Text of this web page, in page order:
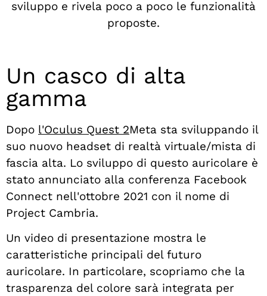
sviluppo e rivela poco a poco le funzionalità
proposte.
Un casco di alta
gamma
Dopo l'Oculus Quest 2Meta sta sviluppando il
suo nuovo headset di realtà virtuale/mista di
fascia alta. Lo sviluppo di questo auricolare è
stato annunciato alla conferenza Facebook
Connect nell'ottobre 2021 con il nome di
Project Cambria.
Un video di presentazione mostra le
caratteristiche principali del futuro
auricolare. In particolare, scopriamo che la
trasparenza del colore sarà integrata per